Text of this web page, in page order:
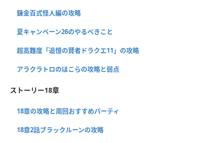
錬金百式怪人編の攻略
夏キャンペーン26のやるべきこと
超高難度「追憶の賢者ドラクエ11」の攻略
アラクラトロのほこらの攻略と弱点
ストーリー18章
18章の攻略と周回おすすめパーティ
18章2話ブラックルーンの攻略